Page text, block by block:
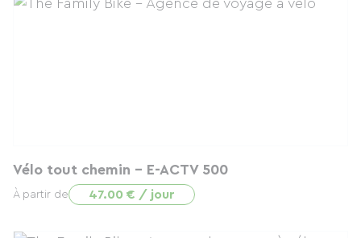
Vélo tout chemin - E-ACTV 500
À partir de 47.00 € / jour